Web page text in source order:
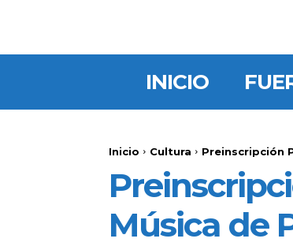
INICIO
Inicio Cultura Preinscripción
Música de